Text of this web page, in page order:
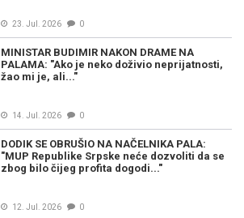
23. Jul. 2026 0
MINISTAR BUDIMIR NAKON DRAME NA
PALAMA: "Ako je neko doživio neprijatnosti,
žao mi je, ali..."
14. Jul. 2026 0
DODIK SE OBRUŠIO NA NAČELNIKA PALA:
"MUP Republike Srpske neće dozvoliti da se
zbog bilo čijeg profita dogodi..."
12. Jul. 2026 0